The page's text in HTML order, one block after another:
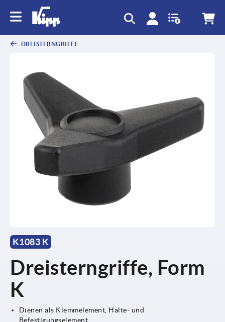
DREISTERNGRIFFE
K1083 K
Dreisterngriffe, Form
K
Dienen als Klemmelement, Halte- und
Befestigungselement